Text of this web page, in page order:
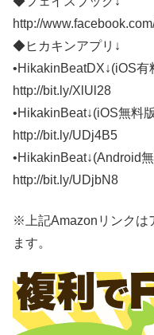
http://
◆ヒカキンアプリ↓
•HikakinBeatDX↓(iOS有
http://bit.ly/XlUl28
•HikakinBeat↓(iOS無料
http://bit.ly/UDj4B5
•HikakinBeat↓(Android
http://bit.ly/UDjbN8
※上記Amazonリンクは
ます。